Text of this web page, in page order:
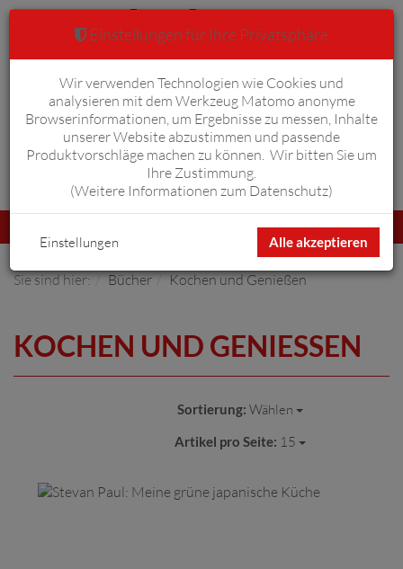
Anmelden Warenkorb 0
umschalten
Sie sind hier: Bücher Kochen und Genießen
KOCHEN UND GENIESSEN
Sortierung: Wählen
Artikel pro Seite: 15
Einstellungen für Ihre Privatsphäre
Wir verwenden Technologien wie Cookies und
analysieren mit dem Werkzeug Matomo anonyme
Browserinformationen, um Ergebnisse zu messen, Inhalte
unserer Website abzustimmen und passende
Produktvorschläge machen zu können. Wir bitten Sie um
Ihre Zustimmung.
(Weitere Informationen zum Datenschutz)
Alle akzeptieren
Einstellungen